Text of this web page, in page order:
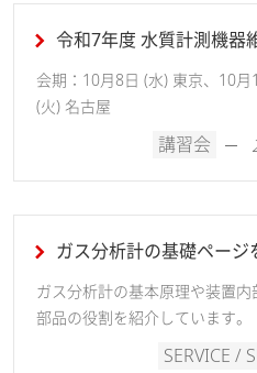
令和7年度 水質計測機器
会期：10月8日 (水) 東京、10
(火) 名古屋
講習会
ガス分析計の基礎ページ
ガス分析計の基本原理や装置
部品の役割を紹介しています。
SERVICE /